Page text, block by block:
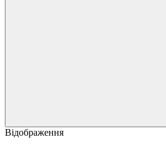
Відображення